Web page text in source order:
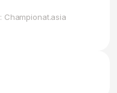
Championat.asia